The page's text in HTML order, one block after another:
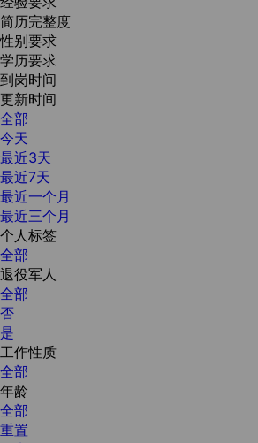
简历完整度
性别要求
学历要求
到岗时间
更新时间
全部
今天
最近3天
最近7天
最近一个月
最近三个月
个人标签
全部
退役军人
全部
否
是
工作性质
全部
年龄
全部
重置